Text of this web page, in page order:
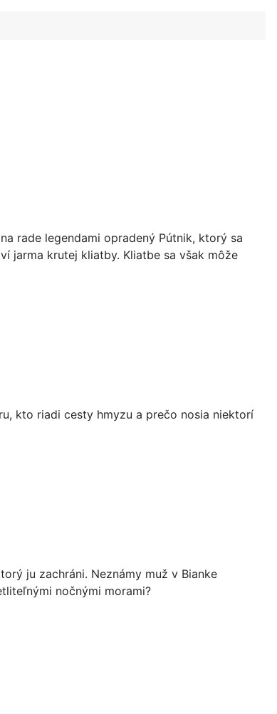
rade legendami opradený Pútnik, ktorý sa
jarma krutej kliatby. Kliatbe sa však môže
kto riadi cesty hmyzu a prečo nosia niektorí
ju zachráni. Neznámy muž v Bianke
nočnými morami?